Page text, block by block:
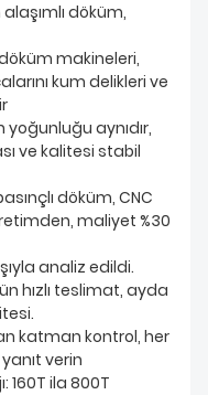
döküm,
makineleri,
kum delikleri ve
yoğunluğu aynıdır,
ve kalitesi stabil
döküm, CNC
maliyet %30
analiz edildi.
hızlı teslimat, ayda
katman kontrol, her
verin
160T ila 800T